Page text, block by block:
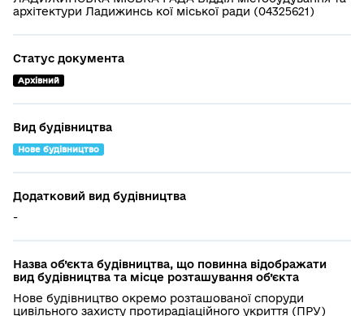
архітектури Ладижинсь кої міської ради (04325621)
Статус документа
Архівний
Вид будівництва
Нове будівництво
Додатковий вид будівництва
-
Назва об’єкта будівництва, що повинна відображати
вид будівництва та місце розташування об’єкта
Нове будівництво окремо розташованої споруди
цивільного захисту протирадіаційного укриття (ПРУ)